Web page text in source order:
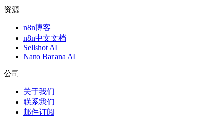
资源
n8n博客
n8n中文文档
Sellshot AI
Nano Banana AI
公司
关于我们
联系我们
邮件订阅